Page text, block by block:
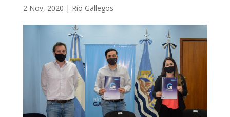
2 Nov, 2020 | Río Gallegos